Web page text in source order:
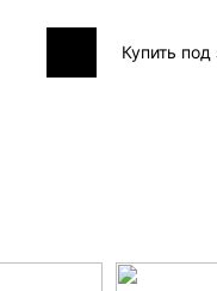
Купить под